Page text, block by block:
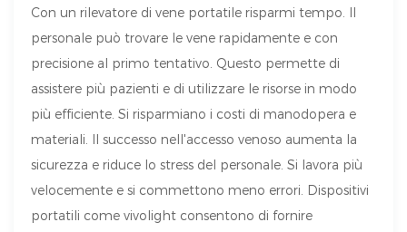
Con un rilevatore di vene portatile risparmi tempo. Il
personale può trovare le vene rapidamente e con
precisione al primo tentativo. Questo permette di
assistere più pazienti e di utilizzare le risorse in modo
più efficiente. Si risparmiano i costi di manodopera e
materiali. Il successo nell'accesso venoso aumenta la
sicurezza e riduce lo stress del personale. Si lavora più
velocemente e si commettono meno errori. Dispositivi
portatili come vivolight consentono di fornire